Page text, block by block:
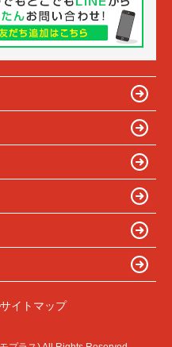
サイトマップ